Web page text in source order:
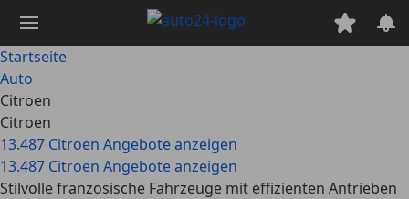
Hauptinhalt
springen
Startseite
Auto
Citroen
Citroen
13.487 Citroen Angebote anzeigen
13.487 Citroen Angebote anzeigen
Stilvolle französische Fahrzeuge mit effizienten Antrieben